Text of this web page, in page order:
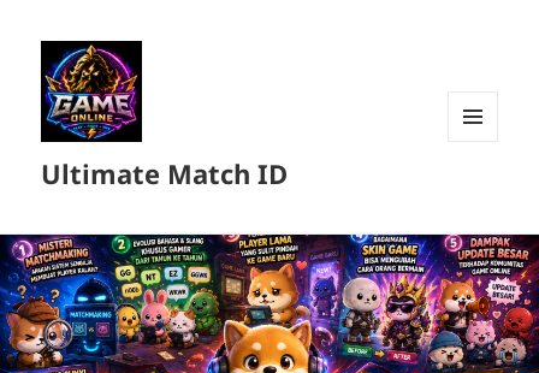
Ultimate Match ID